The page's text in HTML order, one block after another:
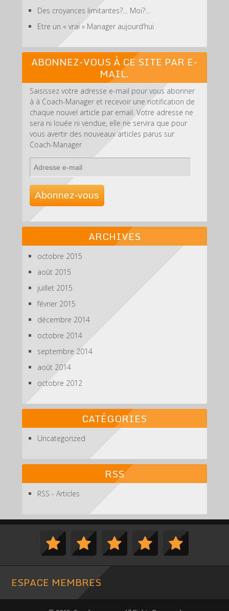
Des croyances limitantes?… Moi?…
Etre un « vrai » Manager aujourd’hui
ABONNEZ-VOUS À CE SITE PAR E-
MAIL.
Saisissez votre adresse e-mail pour vous abonner
à à Coach-Manager et recevoir une notification de
chaque nouvel article par email. Votre adresse ne
sera ni louée ni vendue, elle ne servira que pour
vous avertir des nouveaux articles parus sur
Coach-Manager
Adresse
e-
mail
Abonnez-vous
ARCHIVES
octobre 2015
août 2015
juillet 2015
février 2015
décembre 2014
octobre 2014
septembre 2014
août 2014
octobre 2012
CATÉGORIES
Uncategorized
RSS
RSS - Articles
ESPACE MEMBRES